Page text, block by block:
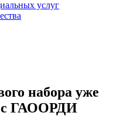
услуг
набора уже
с ГАООРДИ